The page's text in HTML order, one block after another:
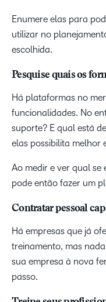
Enumere elas para
utilizar no
escolhida.
Pesquise quais os
Há plataformas no
funcionalidades. No
suporte? E qual está
elas possibilita melhor
Ao medir e ver qual se
pode então fazer um
Contratar pessoal
Há empresas que já
treinamento, mas
sua empresa à nova
passo.